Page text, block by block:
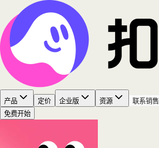
产品 定价 企业版 资源
联系销售
免费开始